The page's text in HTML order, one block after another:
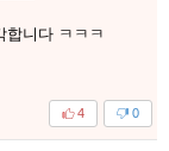
합니다 ㅋㅋㅋ
0
4